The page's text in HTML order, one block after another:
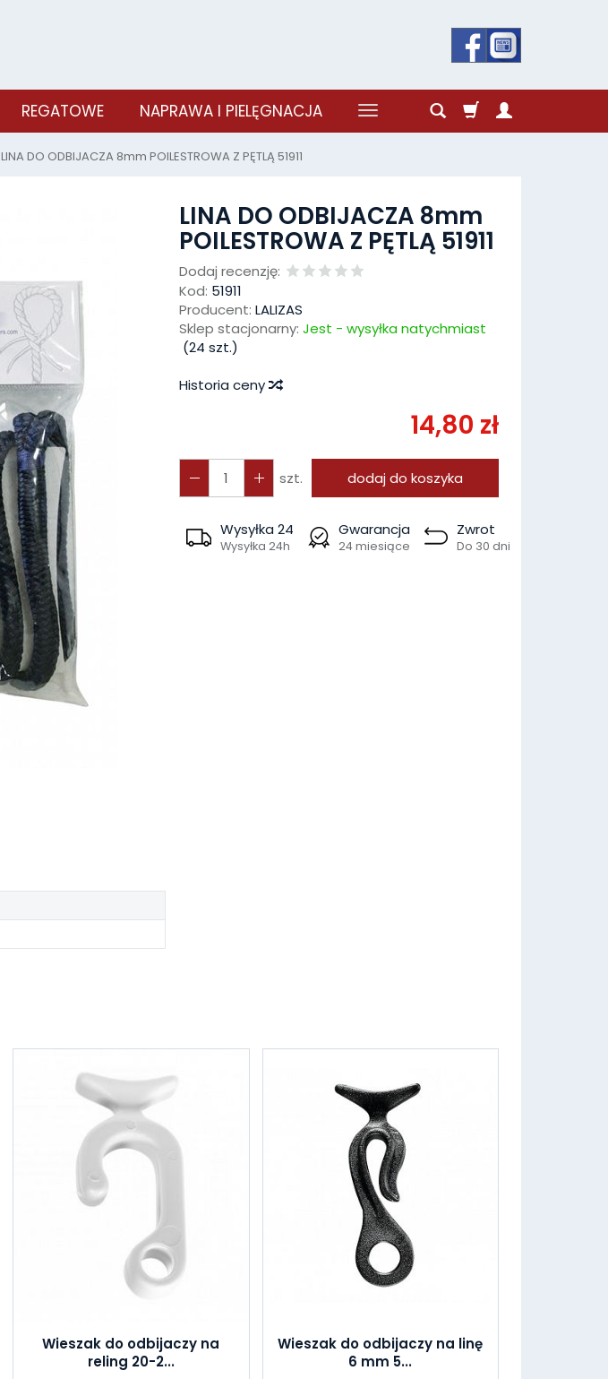
REGATOWE NAPRAWA I PIELĘGNACJA
LINA DO ODBIJACZA 8mm POILESTROWA Z PĘTLĄ 51911
LINA DO ODBIJACZA 8mm
POILESTROWA Z PĘTLĄ 51911
Dodaj recenzję:
Kod: 51911
Producent: LALIZAS
Sklep stacjonarny: Jest - wysyłka natychmiast
(24 szt.)
Historia ceny
14,80 zł
szt. dodaj do koszyka
Wysyłka 24
Wysyłka 24h
Gwarancja
24 miesiące
Zwrot
Do 30 dni
Wieszak do odbijaczy na
reling 20-2...
Wieszak do odbijaczy na linę
6 mm 5...